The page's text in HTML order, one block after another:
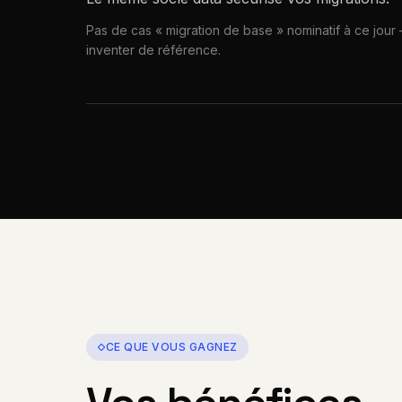
Pas de cas « migration de base » nominatif à ce
inventer de référence.
CE QUE VOUS GAGNEZ